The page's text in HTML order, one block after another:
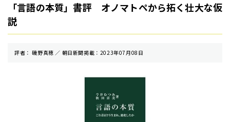
「言語の本質」書評 オノマトペから拓く壮大な仮
説
評者： 磯野真穂 ／ 朝⽇新聞掲載：2023年07月08日